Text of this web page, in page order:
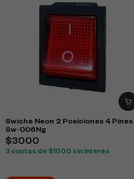
Swiche Neon 2 Posiciones 4 Pines
Sw-006Ng
$3000
3 cuotas de $1000 sin interés